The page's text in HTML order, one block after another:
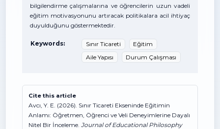
bilgilendirme çalışmalarına ve öğrencilerin uzun vadeli
eğitim motivasyonunu artıracak politikalara acil ihtiyaç
duyulduğunu göstermektedir.
Keywords: Sınır Ticareti
Eğitim
Aile Yapısı
Durum Çalışması
Cite this article
Avcı, Y. E. (2026). Sınır Ticareti Ekseninde Eğitimin
Anlamı: Öğretmen, Öğrenci ve Veli Deneyimlerine Dayalı
Nitel Bir İnceleme. Journal of Educational Philosophy